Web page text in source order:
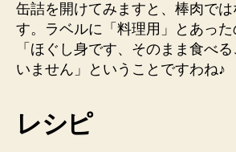
缶詰を開けてみますと、棒肉で
す。ラベルに「料理用」とあった
「ほぐし身です、そのまま食べ
いません」ということですわね♪
レシピ